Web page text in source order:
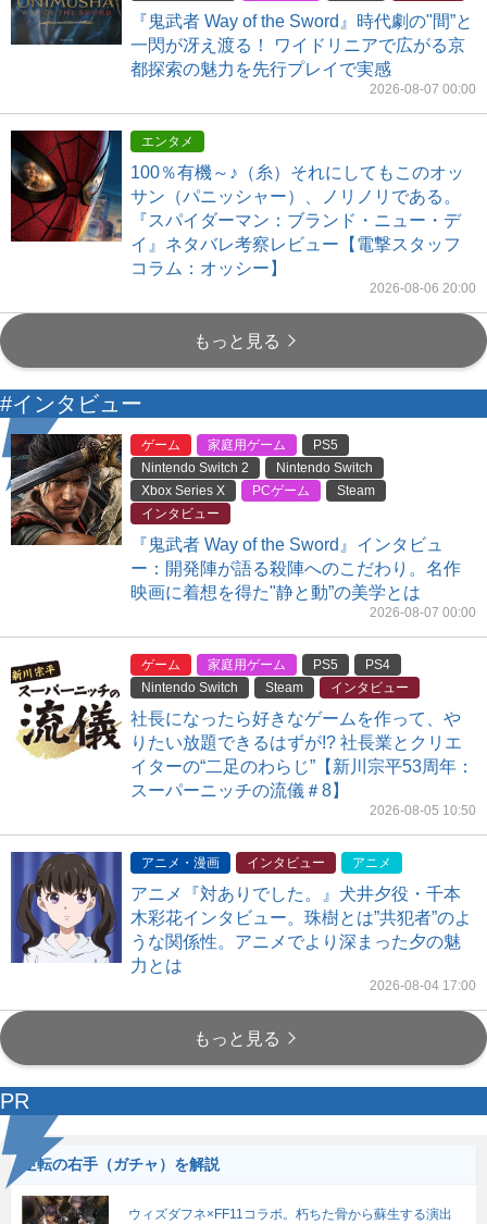
『鬼武者 Way of the Sword』時代劇の"間”と
一閃が冴え渡る！ ワイドリニアで広がる京
都探索の魅力を先行プレイで実感
2026-08-07 00:00
エンタメ
100％有機～♪（糸）それにしてもこのオッ
サン（パニッシャー）、ノリノリである。
『スパイダーマン：ブランド・ニュー・デ
イ』ネタバレ考察レビュー【電撃スタッフ
コラム：オッシー】
2026-08-06 20:00
もっと見る
#インタビュー
ゲーム 家庭用ゲーム
PS5
Nintendo Switch 2
Nintendo Switch
Xbox Series X
PCゲーム
Steam
インタビュー
『鬼武者 Way of the Sword』インタビュ
ー：開発陣が語る殺陣へのこだわり。名作
映画に着想を得た"静と動”の美学とは
2026-08-07 00:00
ゲーム 家庭用ゲーム PS5
PS4
Nintendo Switch
Steam インタビュー
社長になったら好きなゲームを作って、や
りたい放題できるはずが!? 社長業とクリエ
イターの“二足のわらじ”【新川宗平53周年：
スーパーニッチの流儀＃8】
2026-08-05 10:50
アニメ・漫画 インタビュー アニメ
アニメ『対ありでした。』犬井夕役・千本
木彩花インタビュー。珠樹とは”共犯者”のよ
うな関係性。アニメでより深まった夕の魅
力とは
2026-08-04 17:00
もっと見る
PR
逆転の右手（ガチャ）を解説
ウィズダフネ×FF11コラボ。朽ちた骨から蘇生する演出